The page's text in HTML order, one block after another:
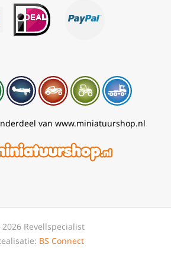
van www.miniatuurshop.nl
Revellspecialist
BS Connect